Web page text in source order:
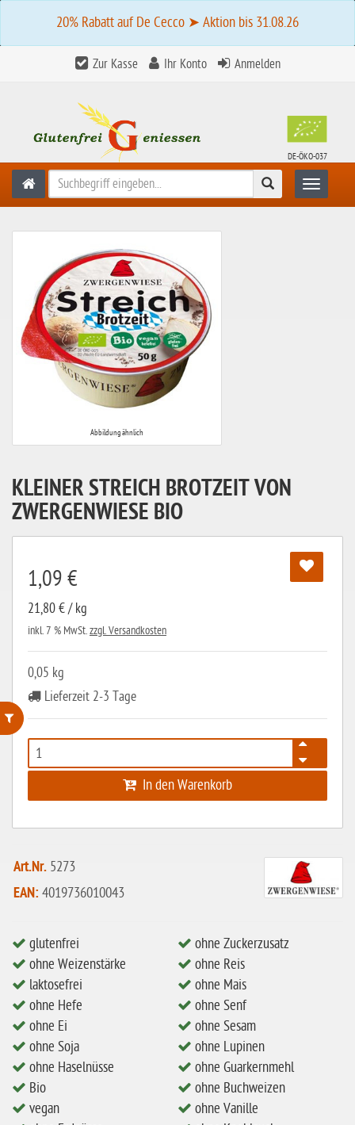
ohne Weizenstärke
ohne Soja
ohne Haselnüsse
vegan
ohne Erdnüsse
eiweißarm / PKU
ohne Mandeln
ohne Milch
ohne Hafer
20% Rabatt auf De Cecco ➤ Aktion bis 31.08.26
Zur Kasse Ihr Konto Anmelden
DE-ÖKO-037
Suchen Toggle
Abbildung ähnlich
KLEINER STREICH BROTZEIT VON
ZWERGENWIESE BIO
1,09 €
21,80 € / kg
inkl. 7 % MwSt.zzgl. Versandkosten
0,05 kg
Lieferzeit 2-3 Tage
In den Warenkorb
Art.Nr. 5273
EAN: 4019736010043
glutenfrei
ohne Weizenstärke
laktosefrei
ohne Hefe
ohne Ei
ohne Soja
ohne Haselnüsse
Bio
vegan
ohne Zuckerzusatz
ohne Reis
ohne Mais
ohne Senf
ohne Sesam
ohne Lupinen
ohne Guarkernmehl
ohne Buchweizen
ohne Vanille